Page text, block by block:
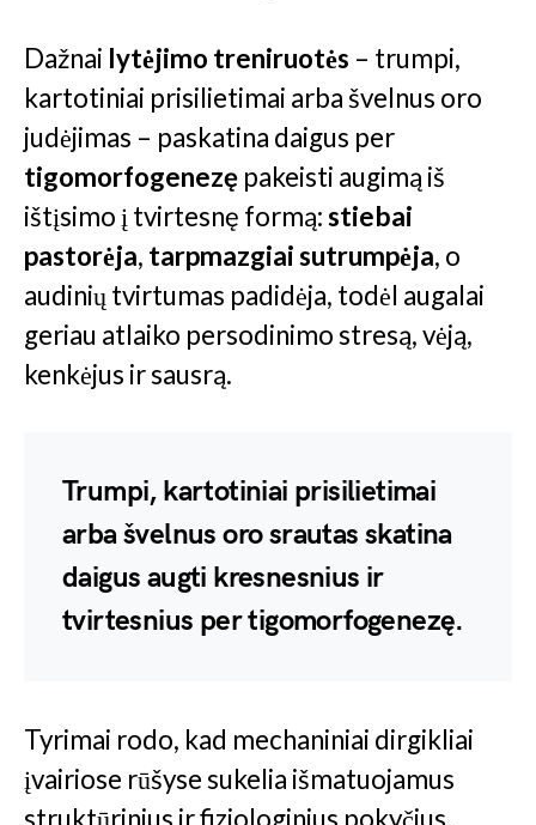
Dažnai lytėjimo treniruotės – trumpi,
kartotiniai prisilietimai arba švelnus oro
judėjimas – paskatina daigus per
tigomorfogenezę pakeisti augimą iš
ištįsimo į tvirtesnę formą:stiebai
pastorėja, tarpmazgiai sutrumpėja, o
audinių tvirtumas padidėja, todėl augalai
geriau atlaiko persodinimo stresą, vėją,
kenkėjus ir sausrą.
Trumpi, kartotiniai prisilietimai
arba švelnus oro srautas skatina
daigus augti kresnesnius ir
tvirtesnius per tigomorfogenezę.
Tyrimai rodo, kad mechaniniai dirgikliai
įvairiose rūšyse sukelia išmatuojamus
struktūrinius ir fiziologinius pokyčius,